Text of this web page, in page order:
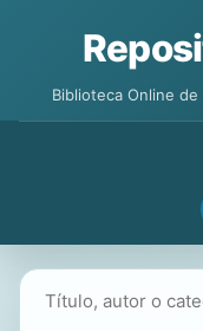
Biblioteca Online de